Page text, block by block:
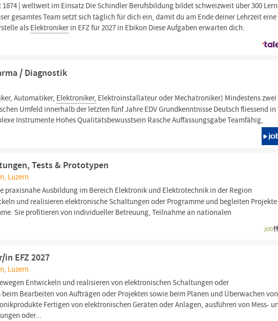
| weltweit im Einsatz Die Schindler Berufsbildung bildet schweizweit über 300
gesamtes Team setzt sich täglich für dich ein, damit du am Ende deiner Lehrzeit
als Elektronikerin EFZ für 2027 in Ebikon Diese Aufgaben erwarten dich:
/ Diagnostik
Automatiker, Elektroniker, Elektroinstallateur oder Mechatroniker) Mindestens
Umfeld innerhalb der letzten fünf Jahre EDV Grundkenntnisse Deutsch fliessend
Instrumente Hohes Qualitätsbewusstsein Rasche Auffassungsgabe Teamfähig,
Tests & Prototypen
Luzern
praxisnahe Ausbildung im Bereich Elektronik und Elektrotechnik in der Region
und realisieren elektronische Schaltungen oder Programme und begleiten
Sie profitieren von individueller Betreuung, Teilnahme an nationalen
EFZ 2027
Luzern
Entwickeln und realisieren von elektronischen Schaltungen oder
Bearbeiten von Aufträgen oder Projekten sowie beim Planen und Überwachen von
Fertigen von elektronischen Geräten oder Anlagen, ausführen von Mess-
oder...